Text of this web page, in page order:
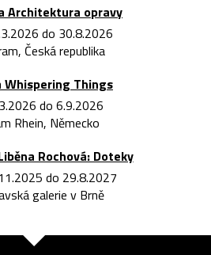
Architektura opravy
do 30.8.2026
Česká republika
Whispering Things
do 6.9.2026
Rhein, Německo
Rochová: Doteky
do 29.8.2027
galerie v Brně